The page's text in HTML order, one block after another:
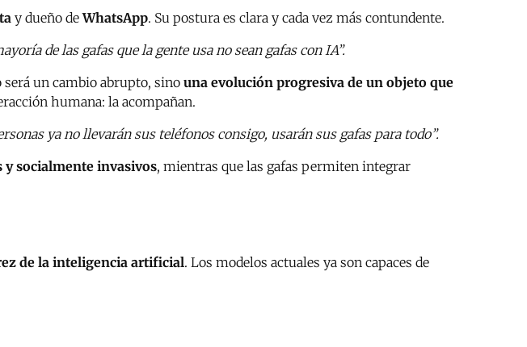
y dueño deWhatsApp. Su postura es clara y cada vez más contundente.
de las gafas que la gente usa no sean gafas con IA”.
un cambio abrupto, sino una evolución progresiva de un objeto que
humana: la acompañan.
ya no llevarán sus teléfonos consigo, usarán sus gafas para todo”.
y socialmente invasivos, mientras que las gafas permiten integrar
de la inteligencia artificial. Los modelos actuales ya son capaces de